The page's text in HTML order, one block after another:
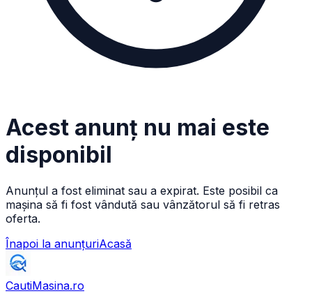
Acest anunț nu mai este
disponibil
Anunțul a fost eliminat sau a expirat. Este posibil ca
mașina să fi fost vândută sau vânzătorul să fi retras
oferta.
Înapoi la anunțuriAcasă
CautiMasina.ro